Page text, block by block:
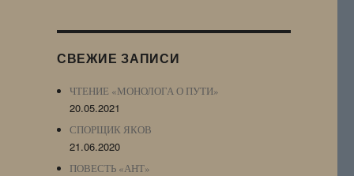
Archive)
СВЕЖИЕ ЗАПИСИ
ЧТЕНИЕ «МОНОЛОГА О ПУТИ»
20.05.2021
СПОРЩИК ЯКОВ
21.06.2020
ПОВЕСТЬ «АНТ»